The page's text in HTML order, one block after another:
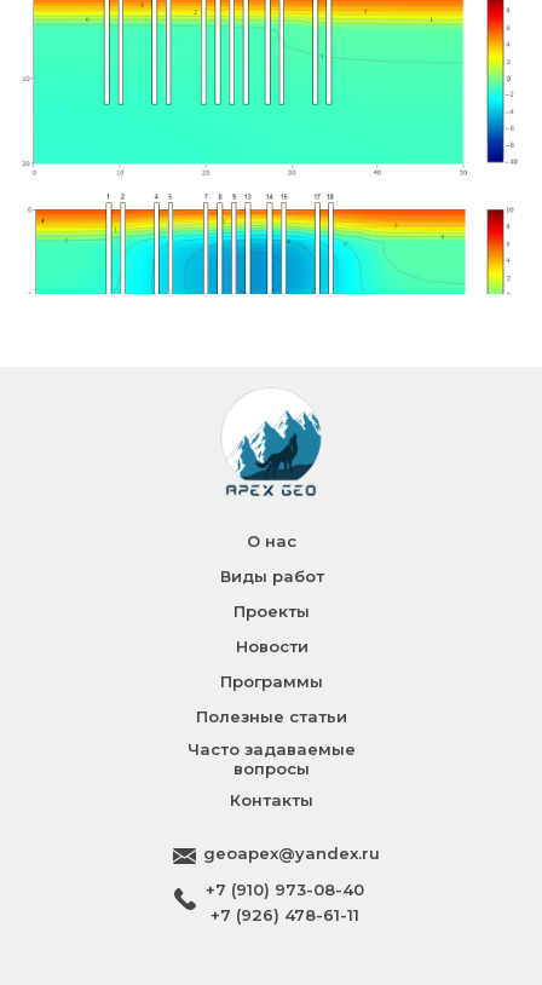
Виды работ
geoapex@yandex.ru
+7 (910) 973-08-40
+7 (926) 478-61-11
Проекты
О нас
Контакты
Новости
Программы
Полезные статьи
Часто задаваемые
вопросы